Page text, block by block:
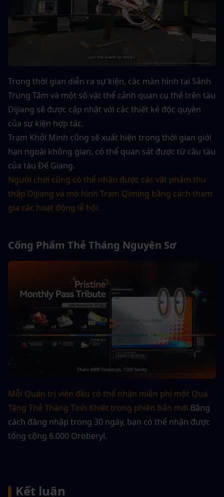
Trong thời gian diễn ra sự kiện, các màn hình tại Sảnh
Trung Tâm và một số vật thể cảnh quan cụ thể trên tàu
Dijiang sẽ được cập nhật với các thiết kế độc quyền
của sự kiện hợp tác.
Trạm Khởi Minh cũng sẽ xuất hiện trong thời gian giới
hạn ngoài không gian, có thể quan sát được từ cầu tàu
của tàu Đế Giang.
Người chơi cũng có thể nhận được các vật phẩm thu
thập Dijiang và mô hình Trạm Qiming bằng cách tham
gia các hoạt động lễ hội.
Cống Phẩm Thẻ Tháng Nguyên Sơ
Mỗi Quản trị viên đều có thể nhận miễn phí một Quà
Tặng Thẻ Tháng Tinh Khiết trong phiên bản mới.Bằng
cách đăng nhập trong 30 ngày, bạn có thể nhận được
tổng cộng 6.000 Oroberyl.
Kết luận